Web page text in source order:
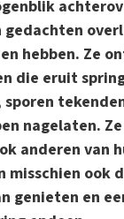
gedachten
hebben. Ze
die eruit
nagelaten.
anderen van
misschien ook
genieten en